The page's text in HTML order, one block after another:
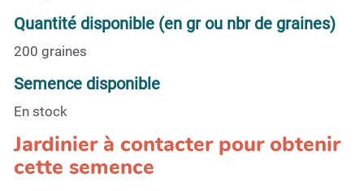
Quantité disponible (en gr ou nbr de graines)
200 graines
Semence disponible
En stock
Jardinier à contacter pour obtenir
cette semence